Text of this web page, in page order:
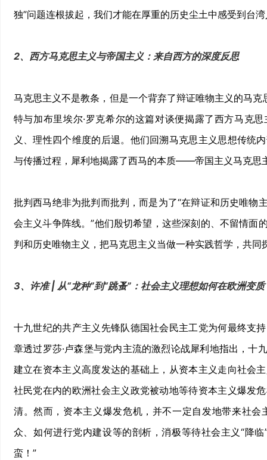
独”问题连根拔起，我们才能在厚重的历史尘土中感受到台
2、西方马克思主义与帝国主义：来自西方的深度反思
马克思主义不是教条，但是一个背弃了辩证唯物主义的马
特与加布里埃尔·罗克希尔的这篇对谈便揭露了西方马克
义、理性四个维度的后退。他们回溯马克思主义思想传统
与传播过程，犀利地揭露了西马的本质——帝国主义马克思
批判西马绝非为批判而批判，而是为了“在辩证和历史唯
会主义斗争阵线。”他们殷切希望，这些深刻的、不留情
判和历史唯物主义，把马克思主义当做一种实践哲学，共同
3、许准 | 从“龙种”到“跳蚤”：社会主义理想如何在欧洲变质
十九世纪的共产主义先锋队德国社会民主工党为何最终支
章透过罗莎·卢森堡与党内主流的激烈论战犀利地指出，
建立在资本主义高度发达的基础上，从资本主义走向社会
社民党在内的欧洲社会主义政党被动地等待资本主义爆发
清。然而，资本主义爆发危机，并不一定自发地带来社
众、如何进行党内建设等的剖析，消极等待社会主义“降
蛮！”